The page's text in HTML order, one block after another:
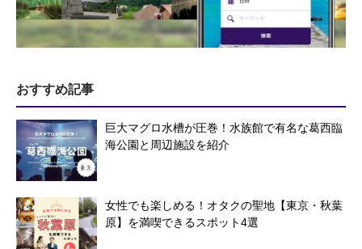
おすすめ記事
巨大マグロ水槽が圧巻！水族館で有名な葛西臨
海公園と周辺施設を紹介
女性でも楽しめる！オタクの聖地【東京・秋葉
原】を満喫できるスポット4選